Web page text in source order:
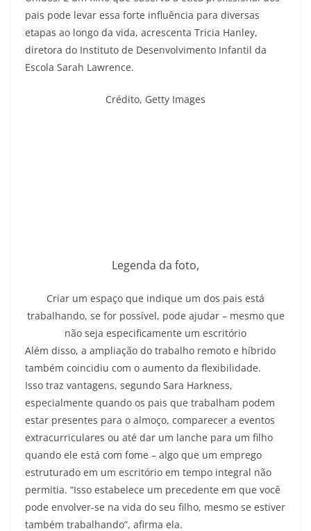
pais pode levar essa forte influência para diversas
etapas ao longo da vida, acrescenta Tricia Hanley,
diretora do Instituto de Desenvolvimento Infantil da
Escola Sarah Lawrence.
Crédito, Getty Images
Legenda da foto,
Criar um espaço que indique um dos pais está
trabalhando, se for possível, pode ajudar – mesmo que
não seja especificamente um escritório
Além disso, a ampliação do trabalho remoto e híbrido
também coincidiu com o aumento da flexibilidade.
Isso traz vantagens, segundo Sara Harkness,
especialmente quando os pais que trabalham podem
estar presentes para o almoço, comparecer a eventos
extracurriculares ou até dar um lanche para um filho
quando ele está com fome – algo que um emprego
estruturado em um escritório em tempo integral não
permitia. “Isso estabelece um precedente em que você
pode envolver-se na vida do seu filho, mesmo se estiver
também trabalhando”, afirma ela.